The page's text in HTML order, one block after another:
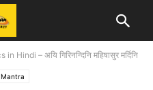
– अयि गिरिनन्दिनि महिषासुर मर्दिनि
Mantra